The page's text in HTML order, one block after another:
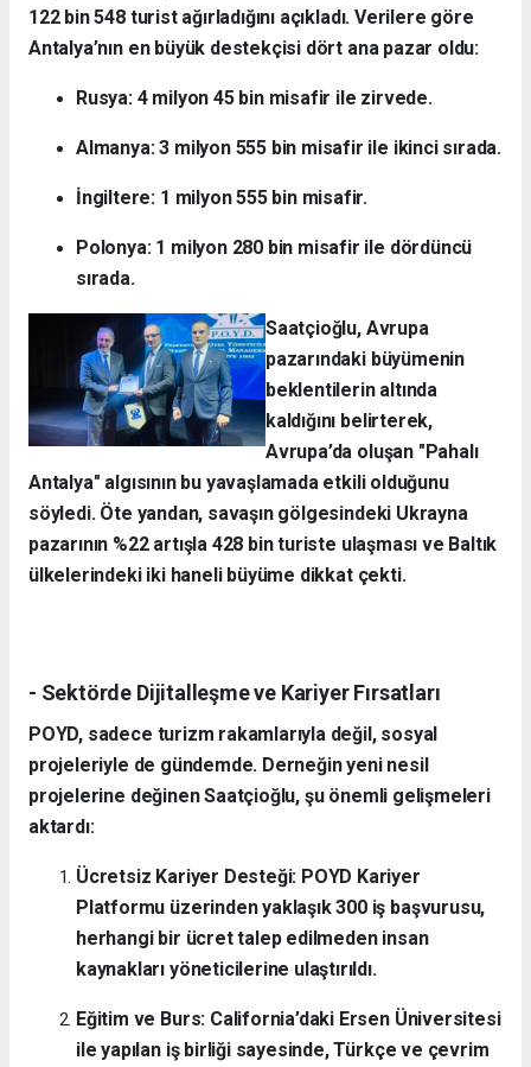
122 bin 548 turist ağırladığını açıkladı. Verilere göre
Antalya’nın en büyük destekçisi dört ana pazar oldu:
Rusya: 4 milyon 45 bin misafir ile zirvede.
Almanya: 3 milyon 555 bin misafir ile ikinci sırada.
İngiltere: 1 milyon 555 bin misafir.
Polonya: 1 milyon 280 bin misafir ile dördüncü
sırada.
Saatçioğlu, Avrupa
pazarındaki büyümenin
beklentilerin altında
kaldığını belirterek,
Avrupa’da oluşan "Pahalı
Antalya" algısının bu yavaşlamada etkili olduğunu
söyledi. Öte yandan, savaşın gölgesindeki Ukrayna
pazarının %22 artışla 428 bin turiste ulaşması ve Baltık
ülkelerindeki iki haneli büyüme dikkat çekti.
- Sektörde Dijitalleşme ve Kariyer Fırsatları
POYD, sadece turizm rakamlarıyla değil, sosyal
projeleriyle de gündemde. Derneğin yeni nesil
projelerine değinen Saatçioğlu, şu önemli gelişmeleri
aktardı:
Ücretsiz Kariyer Desteği: POYD Kariyer
Platformu üzerinden yaklaşık 300 iş başvurusu,
herhangi bir ücret talep edilmeden insan
kaynakları yöneticilerine ulaştırıldı.
Eğitim ve Burs: California’daki Ersen Üniversitesi
ile yapılan iş birliği sayesinde, Türkçe ve çevrim